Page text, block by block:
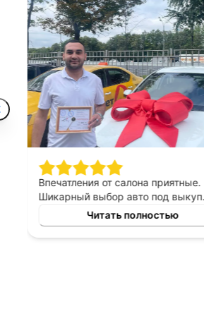
Впечатления от салона приятные.
Шикарный выбор авто под
персонал могу сказать только
хорошее, приятны в общении,
терпеливые, помогают сделать
Читать полностью